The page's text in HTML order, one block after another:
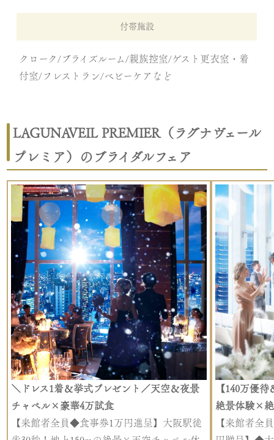
付帯施設
クローク/ブライズルーム/親族控室/ゲスト更衣室・着
付室/フレストラン/ベビーケアなど
LAGUNAVEIL PREMIER（ラグナヴェール
プレミア）のブライダルフェア
＼ドレス1着＆挙式プレゼント／天空＆夜景
チャペル×豪華4万試食
【来館者全員◆食事券1万円進呈】大阪駅徒
【140万優
絶景体験×
【来館者全